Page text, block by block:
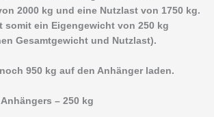
2000 kg und eine Nutzlast von 1750 kg.
somit ein Eigengewicht von 250 kg
Gesamtgewicht und Nutzlast).
950 kg auf den Anhänger laden.
– 250 kg